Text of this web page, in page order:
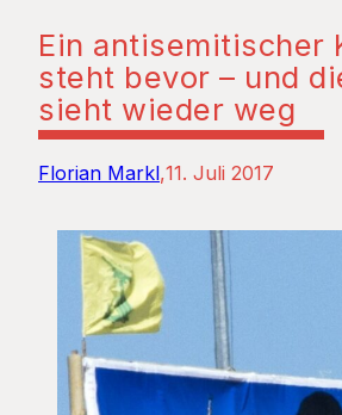
Ein antisemitischer
steht bevor – und
sieht wieder weg
Florian Markl 11. Juli 2017